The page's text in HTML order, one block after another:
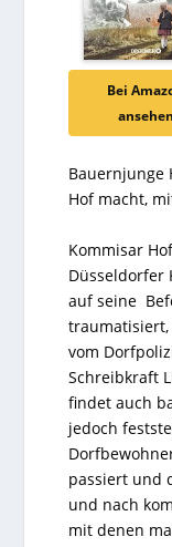
Bei
ansehen
Bauernjunge
Hof macht,
Kommisar
Düsseldorfer
auf seine
vom
Schreibkraft
findet auch
jedoch
passiert und
und nach
mit denen